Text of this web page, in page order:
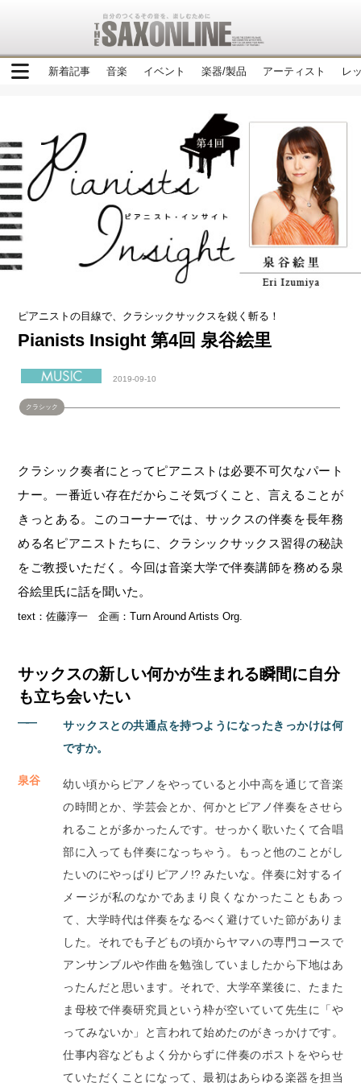
新着記事 音楽 イベント 楽器/製品 アーティスト レ
ピアニストの目線で、クラシックサックスを鋭く斬る！
Pianists Insight 第4回 泉谷絵里
2019-09-10
クラシック
クラシック奏者にとってピアニストは必要不可欠なパート
ナー。一番近い存在だからこそ気づくこと、言えることが
きっとある。このコーナーでは、サックスの伴奏を長年務
める名ピアニストたちに、クラシックサックス習得の秘訣
をご教授いただく。今回は音楽大学で伴奏講師を務める泉
谷絵里氏に話を聞いた。
text：佐藤淳一 企画：Turn Around Artists Org.
サックスの新しい何かが生まれる瞬間に自分
も立ち会いたい
――
サックスとの共通点を持つようになったきっかけは何
ですか。
泉谷
幼い頃からピアノをやっていると小中高を通じて音楽
の時間とか、学芸会とか、何かとピアノ伴奏をさせら
れることが多かったんです。せっかく歌いたくて合唱
部に入っても伴奏になっちゃう。もっと他のことがし
たいのにやっぱりピアノ!? みたいな。伴奏に対するイ
メージが私のなかであまり良くなかったこともあっ
て、大学時代は伴奏をなるべく避けていた節がありま
した。それでも子どもの頃からヤマハの専門コースで
アンサンブルや作曲を勉強していましたから下地はあ
ったんだと思います。それで、大学卒業後に、たまた
ま母校で伴奏研究員という枠が空いていて先生に「や
ってみないか」と言われて始めたのがきっかけです。
仕事内容などもよく分からずに伴奏のポストをやらせ
ていただくことになって、最初はあらゆる楽器を担当